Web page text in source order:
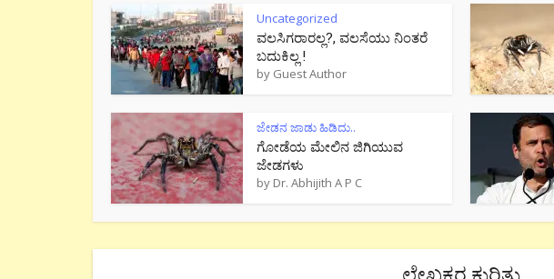
Uncategorized
ವಲಸಿಗರಾರಲ್ಲ?, ವಲಸೆಯು ನಿಂತರೆ
ಬದುಕಿಲ್ಲ !
by Guest Author
ಜೇಡನ ಜಾಡು ಹಿಡಿದು..
ಗೋಡೆಯ ಮೇಲಿನ ಜಿಗಿಯುವ
ಜೇಡಗಳು
by Dr. Abhijith A P C